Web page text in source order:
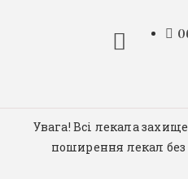
Увага! Всі лекала
поширення лекал без